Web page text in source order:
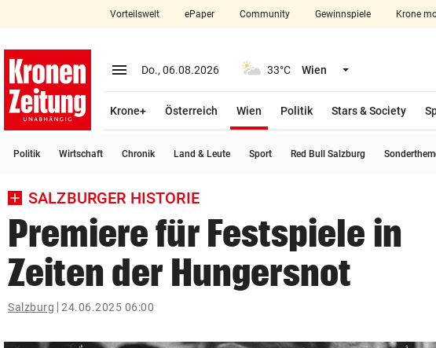
closeSchließen
account_circle Anmelden
arrow_right
bookmark
search
Suchbegriff
eingeben
Vorteilswelt ePaper Community Gewinnspiele Krone
menu Menü aufklappen
Do., 06.08.2026 33°C Wien Menü aufklappen
Krone+ Österreich Wien
Politik
Stars & Society
Politik Wirtschaft Chronik Land & Leute Sport Red Bull Salzburg
SALZBURGER HISTORIE
Premiere für Festspiele in
Zeiten der Hungersnot
Salzburg 24.06.2025 06:00